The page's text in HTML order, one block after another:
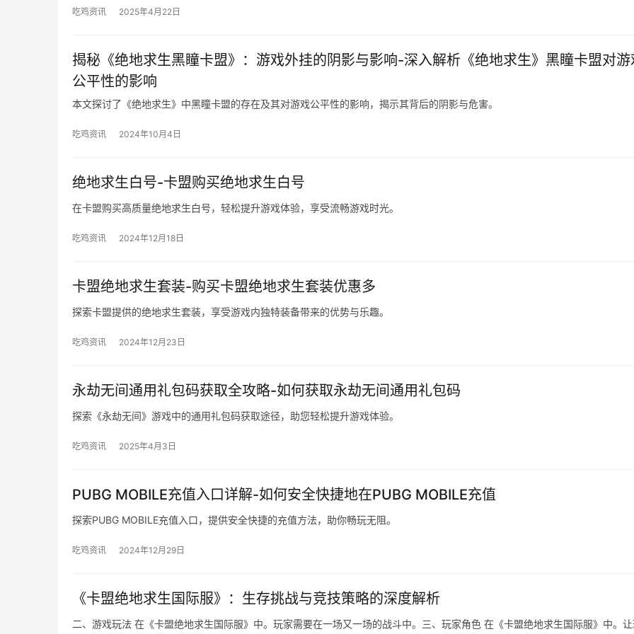
吃鸡资讯 2025年4月22日
揭秘《绝地求生黑瞳卡盟》：游戏外挂的阴影与影响-深入解析《绝地求生》黑瞳卡盟对游
公平性的影响
本文探讨了《绝地求生》中黑瞳卡盟的存在及其对游戏公平性的影响，揭示其背后的阴影与危害。
吃鸡资讯 2024年10月4日
绝地求生白号-卡盟购买绝地求生白号
在卡盟购买高质量绝地求生白号，轻松提升游戏体验，享受流畅游戏时光。
吃鸡资讯 2024年12月18日
卡盟绝地求生套装-购买卡盟绝地求生套装优惠多
探索卡盟提供的绝地求生套装，享受游戏内独特装备带来的优势与乐趣。
吃鸡资讯 2024年12月23日
永劫无间通用礼包码获取全攻略-如何获取永劫无间通用礼包码
探索《永劫无间》游戏中的通用礼包码获取途径，助您轻松提升游戏体验。
吃鸡资讯 2025年4月3日
PUBG MOBILE充值入口详解-如何安全快捷地在PUBG MOBILE充值
探索PUBG MOBILE充值入口，提供安全快捷的充值方法，助你畅玩无阻。
吃鸡资讯 2024年12月29日
《卡盟绝地求生国际服》：生存挑战与竞技策略的深度解析
二、游戏玩法 在《卡盟绝地求生国际服》中。玩家需要在一场又一场的战斗中。三、玩家角色 在《卡盟绝地求生国际服》中。